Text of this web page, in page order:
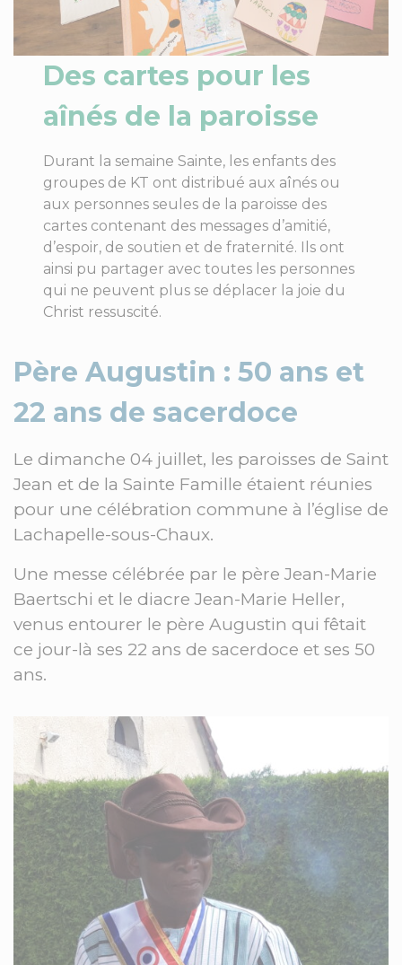
Des cartes pour les
aînés de la paroisse
Durant la semaine Sainte, les enfants des
groupes de KT ont distribué aux aînés ou
aux personnes seules de la paroisse des
cartes contenant des messages d’amitié,
d’espoir, de soutien et de fraternité. Ils ont
ainsi pu partager avec toutes les personnes
qui ne peuvent plus se déplacer la joie du
Christ ressuscité.
Père Augustin : 50 ans et
22 ans de sacerdoce
Le dimanche 04 juillet, les paroisses de Saint
Jean et de la Sainte Famille étaient réunies
pour une célébration commune à l’église de
Lachapelle-sous-Chaux.
Une messe célébrée par le père Jean-Marie
Baertschi et le diacre Jean-Marie Heller,
venus entourer le père Augustin qui fêtait
ce jour-là ses 22 ans de sacerdoce et ses 50
ans.